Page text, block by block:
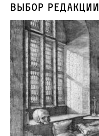
Выбор редакции